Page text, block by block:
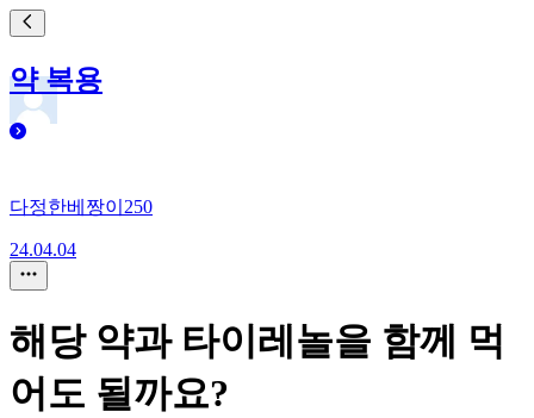
약 복용
다정한베짱이250
24.04.04
해당 약과 타이레놀을 함께 먹
어도 될까요?